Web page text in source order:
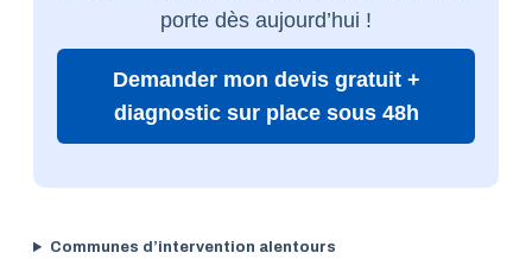
porte dès aujourd’hui !
Demander mon devis gratuit +
diagnostic sur place sous 48h
Communes d’intervention alentours